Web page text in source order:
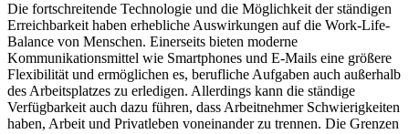
Die fortschreitende Technologie und die Möglichkeit der ständigen
Erreichbarkeit haben erhebliche Auswirkungen auf die Work-Life-
Balance von Menschen. Einerseits bieten moderne
Kommunikationsmittel wie Smartphones und E-Mails eine größere
Flexibilität und ermöglichen es, berufliche Aufgaben auch außerhalb
des Arbeitsplatzes zu erledigen. Allerdings kann die ständige
Verfügbarkeit auch dazu führen, dass Arbeitnehmer Schwierigkeiten
haben, Arbeit und Privatleben voneinander zu trennen. Die Grenzen